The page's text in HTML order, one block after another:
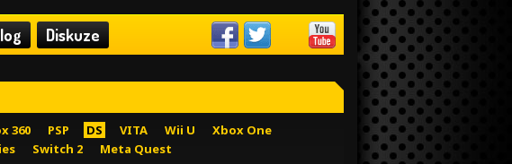
Diskuze
360 PSP DS VITA Wii U
Xbox One
Switch 2 Meta Quest